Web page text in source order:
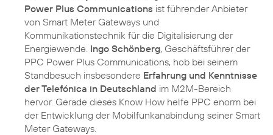
Power Plus Communications ist führender Anbieter
von Smart Meter Gateways und
Kommunikationstechnik für die Digitalisierung der
Energiewende. Ingo Schönberg, Geschäftsführer der
PPC Power Plus Communications, hob bei seinem
Standbesuch insbesondere Erfahrung und Kenntnisse
der Telefónica in Deutschland im M2M-Bereich
hervor. Gerade dieses Know How helfe PPC enorm bei
der Entwicklung der Mobilfunkanabindung seiner Smart
Meter Gateways.